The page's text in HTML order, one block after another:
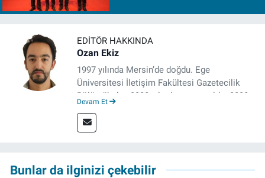
EDITÖR HAKKINDA
Ozan Ekiz
1997 yılında Mersin’de doğdu. Ege
Üniversitesi İletişim Fakültesi Gazetecilik
Bölümü’nden 2020 yılında mezun oldu. 2020
editörü, muhabir, rejisör olarak çalıştı.
Meslek hayatına İzmir’de başlayan gazeteci,
Devam Et
Bunlar da ilginizi çekebilir